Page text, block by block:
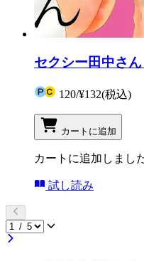
セクシー田中さ
120/¥132(税込)
カートに追加
カートに追加しまし
試し読み